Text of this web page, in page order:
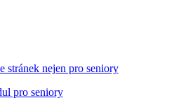
stránek nejen pro seniory